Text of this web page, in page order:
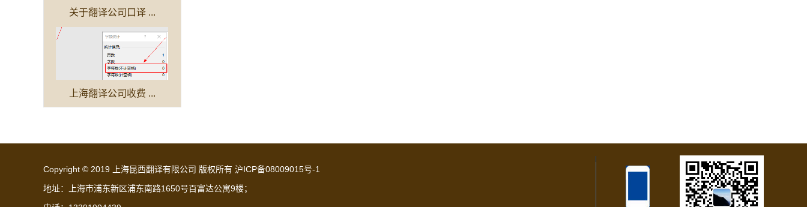
关于翻译公司口译 ...
上海翻译公司收费 ...
Copyright © 2019 上海昆西翻译有限公司 版权所有 沪ICP备08009015号-1
地址：上海市浦东新区浦东南路1650号百富达公寓9楼；